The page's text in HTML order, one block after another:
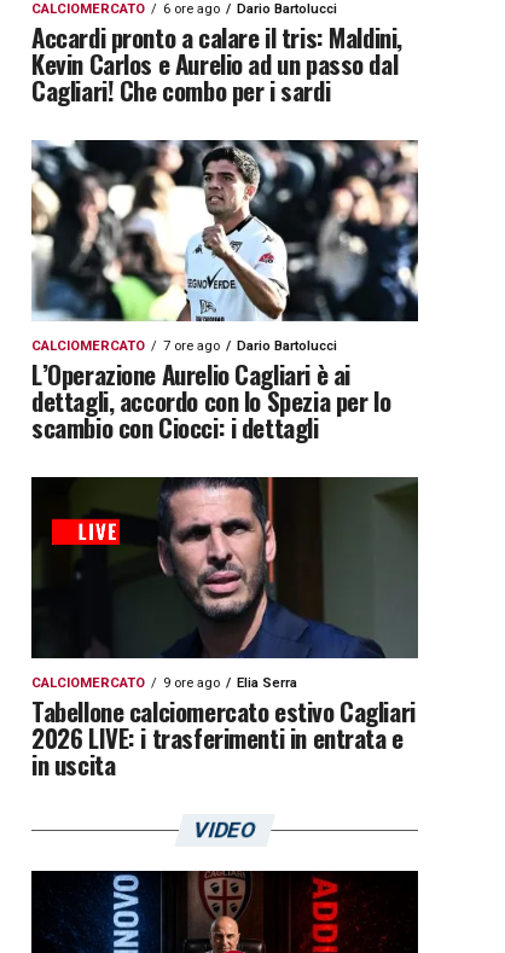
CALCIOMERCATO 6 ore ago Dario Bartolucci
Accardi pronto a calare il tris: Maldini,
Kevin Carlos e Aurelio ad un passo dal
Cagliari! Che combo per i sardi
CALCIOMERCATO 7 ore ago Dario Bartolucci
L’Operazione Aurelio Cagliari è ai
dettagli, accordo con lo Spezia per lo
scambio con Ciocci: i dettagli
CALCIOMERCATO 9 ore ago Elia Serra
Tabellone calciomercato estivo Cagliari
2026 LIVE: i trasferimenti in entrata e
in uscita
VIDEO